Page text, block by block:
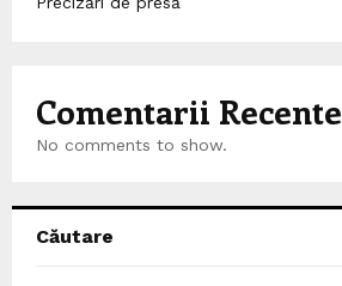
Comentarii Recente
No comments to show.
Căutare